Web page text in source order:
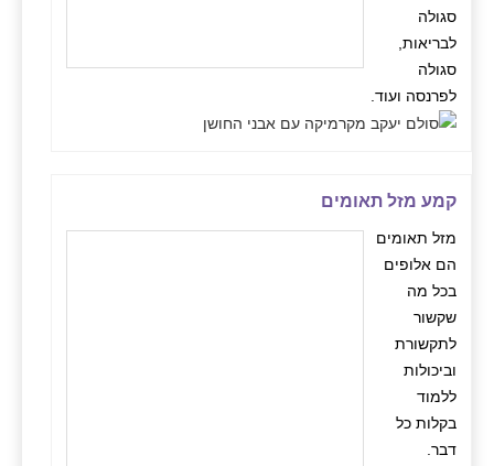
סגולה
לבריאות,
סגולה
לפרנסה ועוד.
קמע מזל תאומים
מזל תאומים
הם אלופים
בכל מה
שקשור
לתקשורת
וביכולות
ללמוד
בקלות כל
דבר.